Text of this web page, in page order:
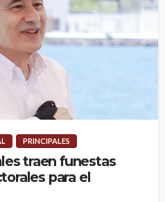
PRINCIPALES
traen funestas
para el